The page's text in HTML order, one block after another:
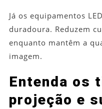
Já os equipamentos
duradoura. Reduzem
enquanto mantêm a
imagem.
Entenda os
projeção e